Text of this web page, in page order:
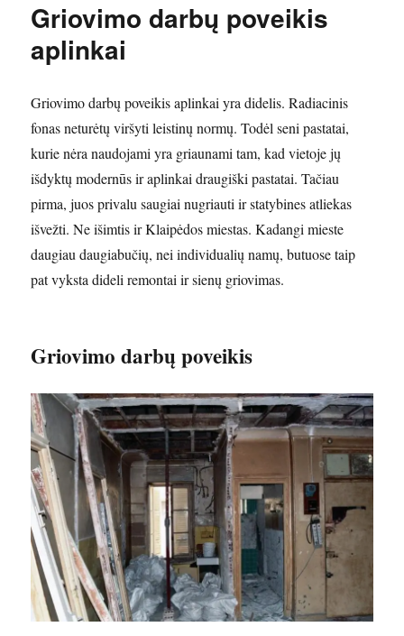
Griovimo darbų poveikis
aplinkai
Griovimo darbų poveikis aplinkai yra didelis. Radiacinis
fonas neturėtų viršyti leistinų normų. Todėl seni pastatai,
kurie nėra naudojami yra griaunami tam, kad vietoje jų
išdyktų modernūs ir aplinkai draugiški pastatai. Tačiau
pirma, juos privalu saugiai nugriauti ir statybines atliekas
išvežti. Ne išimtis ir Klaipėdos miestas. Kadangi mieste
daugiau daugiabučių, nei individualių namų, butuose taip
pat vyksta dideli remontai ir sienų griovimas.
Griovimo darbų poveikis